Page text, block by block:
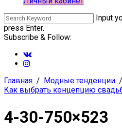
Input
press Enter.
Subscribe & Follow:
Главная
Модные тенденции
Как выбрать концепцию
4-30-750×523